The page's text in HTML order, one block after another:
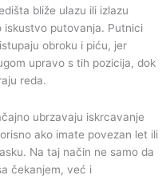
bliže ulazu ili izlazu
iskustvo putovanja. Putnici
obroku i piću, jer
upravo s tih pozicija, dok
reda.
ubrzavaju iskrcavanje
ako imate povezan let ili
Na taj način ne samo da
čekanjem, već i